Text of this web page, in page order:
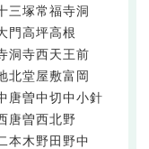
三塚常福寺洞
門高坪高根
洞寺西天王前
北堂屋敷富岡
唐曽中切中小針
唐曽西北野
本木野田 野中